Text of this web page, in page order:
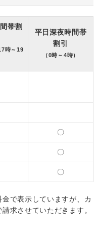
帯割
時～19
平日深夜時間帯
割引
（0時～4時）
〇
〇
〇
で表示していますが、カ
求させていただきます。